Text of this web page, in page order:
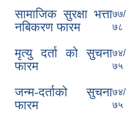
सामाजिक सुरक्षा भत्ता
नबिकरण फारम
७७/
७८
मृत्यु दर्ता को सुचना
फारम
७४/
७५
जन्म-दर्ताको सुचना
फारम
७४/
७५